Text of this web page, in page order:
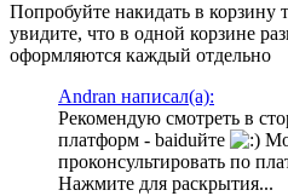
Попробуйте накидать в корзину
увидите, что в одной корзине
оформляются каждый отдельно
Andran написал(а):
Рекомендую смотреть в
платформ - baiduйте
проконсультировать по
Нажмите для раскрытия...